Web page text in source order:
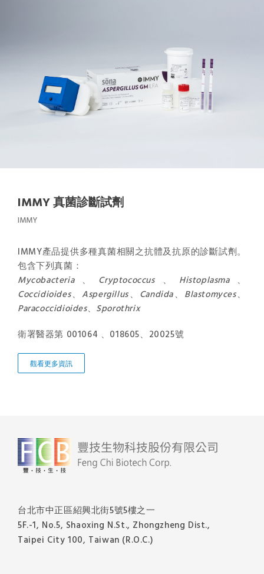
IMMY 真菌診斷試劑
IMMY
IMMY產品提供多種真菌相關之抗體及抗原的診斷試劑。
包含下列真菌：
Mycobacteria、 Cryptococcus、 Histoplasma、
Coccidioides、Aspergillus、 Candida、 Blastomyces、
Paracoccidioides、 Sporothrix
衛署醫器第 001064 、018605、20025號
觀看更多資訊
台北市中正區紹興北街5號5樓之一
5F.-1, No.5, Shaoxing N.St., Zhongzheng Dist.,
Taipei City 100, Taiwan (R.O.C.)